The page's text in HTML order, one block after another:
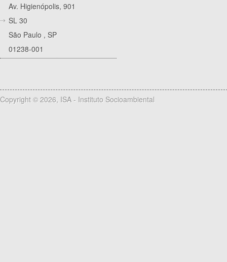
Av. Higienópolis, 901
SL 30
São Paulo , SP
01238-001
Copyright © 2026, ISA - Instituto Socioambiental